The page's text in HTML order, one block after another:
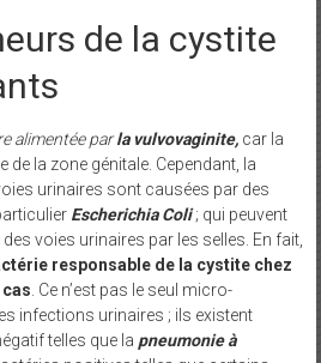
de la cystite
alimentée parla vulvovaginite, car la
la zone génitale. Cependant, la
urinaires sont causées par des
Escherichia Coli; qui peuvent
voies urinaires par les selles. En fait,
responsable de la cystite chez
. Ce n’est pas le seul micro-
infections urinaires ; ils existent
telles que la pneumonie à